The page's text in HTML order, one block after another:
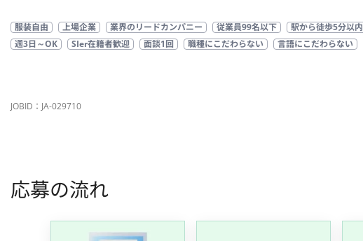
服装自由 上場企業 業界のリードカンパニー 従業員99名以下 駅から徒歩5分以内
週3日～OK
SIer在籍者歓迎 面談1回 職種にこだわらない 言語にこだわらない
JOBID：JA-029710
応募の流れ